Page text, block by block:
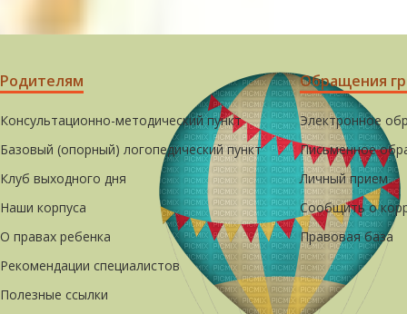
Родителям
Консультационно-методический пункт
Базовый (опорный) логопедический пункт
Клуб выходного дня
Наши корпуса
О правах ребенка
Рекомендации специалистов
Полезные ссылки
Обращения
Электронное
Письменное
Личный прием
Сообщить о
Правовая база